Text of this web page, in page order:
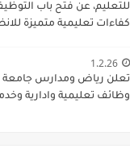
للتعليم، عن فتح باب
كفاءات تعليمية متميزة
1.2.26
تعلن رياض ومدارس جامعة
وظائف تعليمية وادارية